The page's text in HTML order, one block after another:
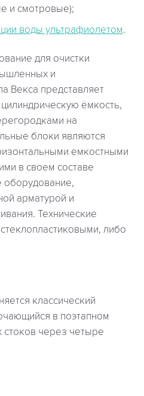
и смотровые);
воды ультрафиолетом.
для очистки
и
Векса представляет
ёмкость,
на
блоки являются
емкостными
в своем составе
оборудование,
арматурой и
Технические
либо
классический
в поэтапном
через четыре